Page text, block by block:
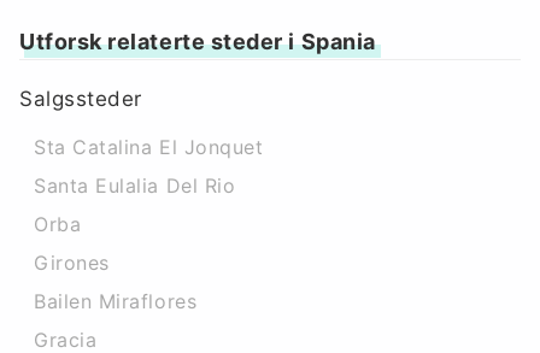
Utforsk relaterte steder i Spania
Salgssteder
Sta Catalina El Jonquet
Santa Eulalia Del Rio
Orba
Girones
Bailen Miraflores
Gracia